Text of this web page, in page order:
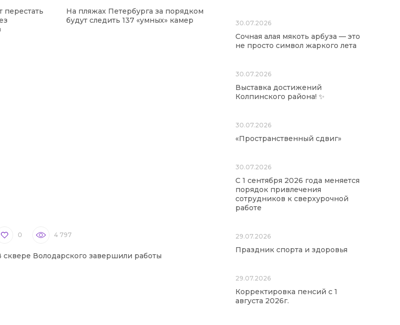
перестать
На пляжах Петербурга за порядком
будут следить 137 «умных» камер
0 4 797
сквере Володарского завершили работы
30.07.2026
Сочная алая мякоть арбуза — это
не просто символ жаркого лета
30.07.2026
Выставка достижений
Колпинского района! ✨
30.07.2026
«Пространственный сдвиг»
30.07.2026
С 1 сентября 2026 года меняется
порядок привлечения
сотрудников к сверхурочной
работе
29.07.2026
Праздник спорта и здоровья
29.07.2026
Корректировка пенсий с 1
августа 2026г.